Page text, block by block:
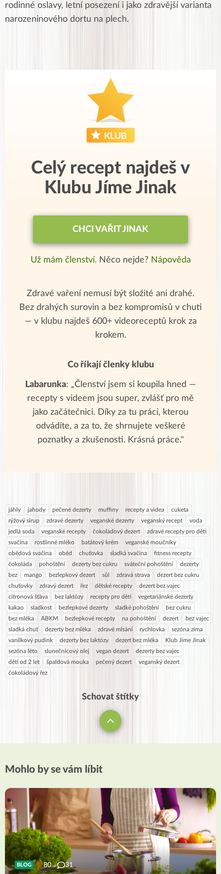
rodinné oslavy, letní posezení i jako zdravější varianta
narozeninového dortu na plech.
Celý recept najdeš v
Klubu Jíme Jinak
CHCI VAŘIT JINAK
Už mám členství. Něco nejde? Nápověda
Zdravé vaření nemusí být složité ani drahé.
Bez drahých surovin a bez kompromisů v chuti
— v klubu najdeš 600+ videoreceptů krok za
krokem.
Co říkají členky klubu
Labarunka: „Členství jsem si koupila hned —
recepty s videem jsou super, zvlášť pro mě
jako začátečnici. Díky za tu práci, kterou
odvádíte, a za to, že shrnujete veškeré
poznatky a zkušenosti. Krásná práce."
jáhly jahody pečené dezerty muffiny recepty a videa
cuketa
rýžový sirup
zdravé dezerty veganské dezerty veganský recept
voda
jedlá soda
veganské recepty čokoládový dezert
zdravé recepty pro děti
svačina
rostlinné mléko batátový krém
veganské moučníky
obědová svačina
oběd chuťovka sladká svačina
fitness recepty
čokoláda
pohoštění dezerty bez cukru sváteční pohoštění
dezerty
bez
mango bezlepkový dezert sůl zdravá strava
dezert bez cukru
chuťovky
zdravý dezert řez dětské recepty
dezert bez vajec
citronová šťáva
bez laktózy recepty pro děti
vegetariánské dezerty
kakao
sladkost bezlepkové dezerty sladké pohoštění
bez cukru
bez mléka
ABKM bezlepkové recepty na pohoštění dezert
bez vajec
sladká chuť
dezerty bez mléka zdravé mlsání rychlovka
sezóna zima
vanilkový pudink
dezerty bez laktózy dezert bez mléka
Klub Jíme Jinak
sezóna léto
slunečnicový olej vegan dezert
dezerty bez vajec
děti od 2 let
špaldová mouka pečený dezert
veganský dezert
čokoládový řez
Schovat štítky
Mohlo by se vám líbit
BLOG 80 31